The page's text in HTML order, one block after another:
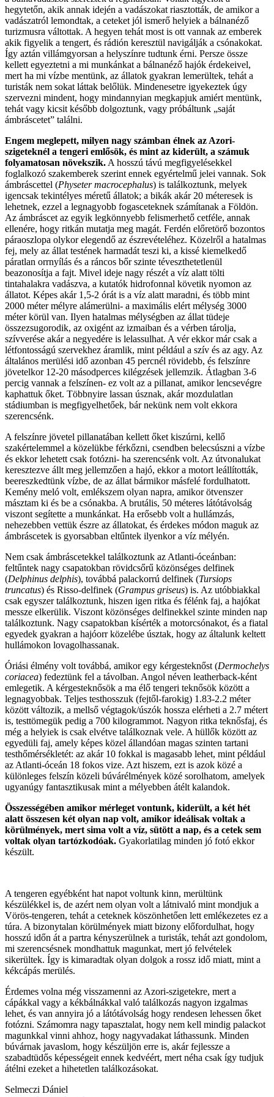
hegytetőn, akik annak idején a vadászokat riasztották, de amikor a
vadászatról lemondtak, a ceteket jól ismerő helyiek a bálnanéző
turizmusra váltottak. A hegyen tehát most is ott vannak az emberek
akik figyelik a tengert, és rádión keresztül navigálják a csónakokat.
Így aztán villámgyorsan a helyszínre tudtunk érni. Persze össze
kellett egyeztetni a mi munkánkat a bálnanéző hajók érdekeivel,
mert ha mi vízbe mentünk, az állatok gyakran lemerültek, tehát a
turisták nem sokat láttak belőlük. Mindenesetre igyekeztek úgy
szervezni mindent, hogy mindannyian megkapjuk amiért mentünk,
tehát vagy kicsit később dolgoztunk, vagy próbáltunk „saját
ámbráscetet” találni.
Engem meglepett, milyen nagy számban élnek az Azori-
szigeteknél a tengeri emlősök, és mint az kiderült, a számuk
folyamatosan növekszik. A hosszú távú megfigyelésekkel
foglalkozó szakemberek szerint ennek egyértelmű jelei vannak. Sok
ámbráscettel (Physeter macrocephalus) is találkoztunk, melyek
igencsak tekintélyes méretű állatok; a bikák akár 20 méteresek is
lehetnek, ezzel a legnagyobb fogasceteknek számítanak a Földön.
Az ámbráscet az egyik legkönnyebb felismerhető cetféle, annak
ellenére, hogy ritkán mutatja meg magát. Ferdén előretörő bozontos
páraoszlopa olykor elegendő az észrevételéhez. Közelről a hatalmas
fej, mely az állat testének harmadát teszi ki, a kissé kiemelkedő
páratlan orrnyílás és a ráncos bőr szinte téveszthetetlenül
beazonosítja a fajt. Mivel ideje nagy részét a víz alatt tölti
tintahalakra vadászva, a kutatók hidrofonnal követik nyomon az
állatot. Képes akár 1,5-2 órát is a víz alatt maradni, és több mint
2000 méter mélyre alámerülni- a maximális elért mélység 3000
méter körül van. Ilyen hatalmas mélységben az állat tüdeje
összezsugorodik, az oxigént az izmaiban és a vérben tárolja,
szívverése akár a negyedére is lelassulhat. A vér ekkor már csak a
létfontosságú szervekhez áramlik, mint például a szív és az agy. Az
általános merülési idő azonban 45 percnél rövidebb, és felszínre
jövetelkor 12-20 másodperces kilégzések jellemzik. Átlagban 3-6
percig vannak a felszínen- ez volt az a pillanat, amikor lencsevégre
kaphattuk őket. Többnyire lassan úsznak, akár mozdulatlan
stádiumban is megfigyelhetőek, bár nekünk nem volt ekkora
szerencsénk.
A felszínre jövetel pillanatában kellett őket kiszúrni, kellő
szakértelemmel a közelükbe férkőzni, csendben belecsúszni a vízbe
és ekkor lehetett csak fotózni- ha szerencsénk volt. Az útvonalukat
keresztezve állt meg jellemzően a hajó, ekkor a motort leállították,
beereszkedtünk vízbe, de az állat bármikor másfelé fordulhatott.
Kemény meló volt, emlékszem olyan napra, amikor ötvenszer
másztam ki és be a csónakba. A brutális, 50 méteres látótávolság
viszont segítette a munkánkat. Ha erősebb volt a hullámzás,
nehezebben vettük észre az állatokat, és érdekes módon maguk az
ámbráscetek is gyorsabban eltűntek ilyenkor a víz mélyén.
Nem csak ámbráscetekkel találkoztunk az Atlanti-óceánban:
feltűntek nagy csapatokban rövidcsőrű közönséges delfinek
(Delphinus delphis), továbbá palackorrú delfinek (Tursiops
truncatus) és Risso-delfinek (Grampus griseus) is. Az utóbbiakkal
csak egyszer találkoztunk, hiszen igen ritka és félénk faj, a hajókat
messze elkerülik. Viszont közönséges delfinekkel szinte minden nap
találkoztunk. Nagy csapatokban kísérték a motorcsónakot, és a fiatal
egyedek gyakran a hajóorr közelébe úsztak, hogy az általunk keltett
hullámokon lovagolhassanak.
Óriási élmény volt továbbá, amikor egy kérgesteknőst (Dermochelys
coriacea) fedeztünk fel a távolban. Angol néven leatherback-ként
emlegetik. A kérgesteknősök a ma élő tengeri teknősök között a
legnagyobbak. Teljes testhosszuk (fejtől-farokig) 1.83-2.2 méter
között változik, a mellső végtagok/úszók hossza elérheti a 2.7 métert
is, testtömegük pedig a 700 kilogrammot. Nagyon ritka teknősfaj, és
még a helyiek is csak elvétve találkoznak vele. A hüllők között az
egyedüli faj, amely képes közel állandóan magas szinten tartani
testhőmérsékletét: az akár 10 fokkal is magasabb lehet, mint például
az Atlanti-óceán 18 fokos vize. Azt hiszem, ezt is azok közé a
különleges felszín közeli búvárélmények közé sorolhatom, amelyek
ugyanúgy fantasztikusak mint a mélyebben átélt kalandok.
Összességében amikor mérleget vontunk, kiderült, a két hét
alatt összesen két olyan nap volt, amikor ideálisak voltak a
körülmények, mert sima volt a víz, sütött a nap, és a cetek sem
voltak olyan tartózkodóak. Gyakorlatilag minden jó fotó ekkor
készült.
A tengeren egyébként hat napot voltunk kinn, merültünk
készülékkel is, de azért nem olyan volt a látnivaló mint mondjuk a
Vörös-tengeren, tehát a ceteknek köszönhetően lett emlékezetes ez a
túra. A bizonytalan körülmények miatt bizony előfordulhat, hogy
hosszú időn át a partra kényszerülnek a turisták, tehát azt gondolom,
mi szerencsésnek mondhattuk magunkat, mert jó felvételek
sikerültek. Így is kimaradtak olyan dolgok a rossz idő miatt, mint a
kékcápás merülés.
Érdemes volna még visszamenni az Azori-szigetekre, mert a
cápákkal vagy a kékbálnákkal való találkozás nagyon izgalmas
lehet, és van annyira jó a látótávolság hogy rendesen lehessen őket
fotózni. Számomra nagy tapasztalat, hogy nem kell mindig palackot
magunkkal vinni ahhoz, hogy nagyvadakat láthassunk. Minden
búvárnak javaslom, hogy készüljön erre is, akár fejlessze a
szabadtüdős képességeit ennek kedvéért, mert néha csak így tudjuk
átélni ezeket a hihetetlen találkozásokat.
Selmeczi Dániel